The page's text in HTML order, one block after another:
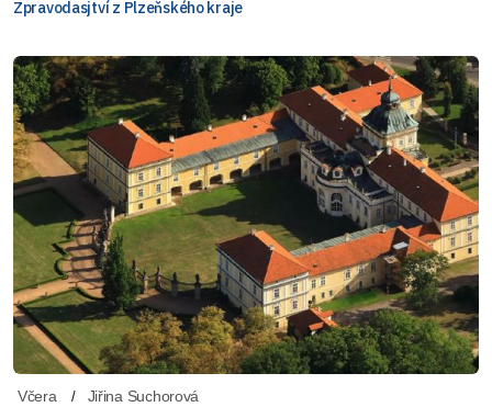
Zpravodasjtví z Plzeňského kraje
Včera Jiřina Suchorová